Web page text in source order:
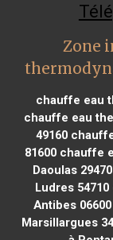
Zone
chauffe eau
chauffe eau
49160
81600 chauffe
Daoulas 29470
Ludres 54710
Antibes 06600
Marsillargues